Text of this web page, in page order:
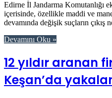
Edirne İl Jandarma Komutanlığı
içerisinde, özellikle maddi ve
devamında değişik suçların çıkış
Devamını Oku »
12 yıldır aranan
Keşan’da